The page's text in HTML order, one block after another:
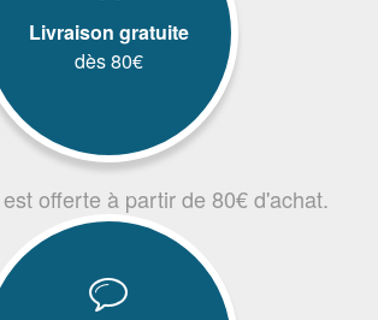
Livraison gratuite
dès 80€
offerte à partir de 80€ d'achat.